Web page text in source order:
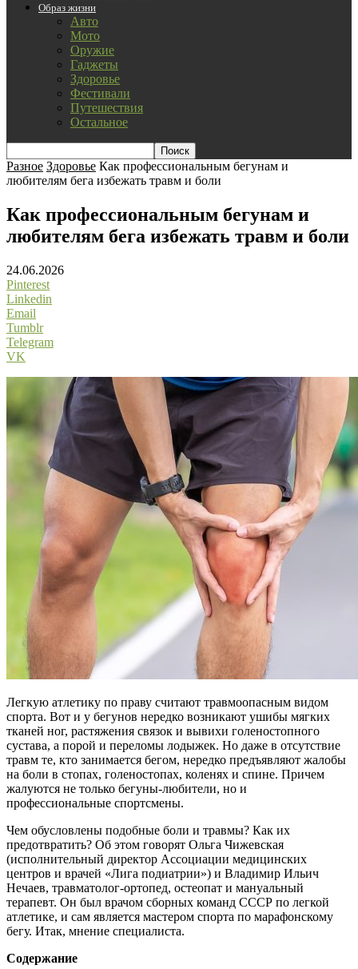
Образ жизни
Авто
Мото
Оружие
Гаджеты
Здоровье
Фестивали
Путешествия
Остальное
Разное Здоровье Как профессиональным бегунам и
любителям бега избежать травм и боли
Как профессиональным бегунам и
любителям бега избежать травм и боли
24.06.2026
Pinterest
Linkedin
Email
Tumblr
Telegram
VK
Легкую атлетику по праву считают травмоопасным видом
спорта. Вот и у бегунов нередко возникают ушибы мягких
тканей ног, растяжения связок и вывихи голеностопного
сустава, а порой и переломы лодыжек. Но даже в отсутствие
травм те, кто занимается бегом, нередко предъявляют жалобы
на боли в стопах, голеностопах, коленях и спине. Причем
жалуются не только бегуны-любители, но и
профессиональные спортсмены.
Чем обусловлены подобные боли и травмы? Как их
предотвратить? Об этом говорят Ольга Чижевская
(исполнительный директор Ассоциации медицинских
центров и врачей «Лига подиатрии») и Владимир Ильич
Нечаев, травматолог-ортопед, остеопат и мануальный
терапевт. Он был врачом сборных команд СССР по легкой
атлетике, и сам является мастером спорта по марафонскому
бегу. Итак, мнение специалиста.
Содержание